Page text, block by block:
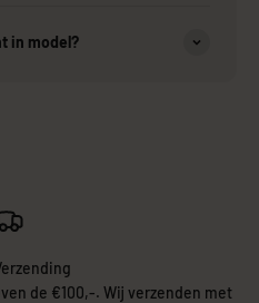
in model?
de €100,-. Wij verzenden met